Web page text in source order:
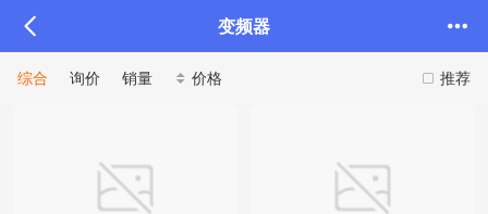
变频器
推荐
综合 询价 销量 价格